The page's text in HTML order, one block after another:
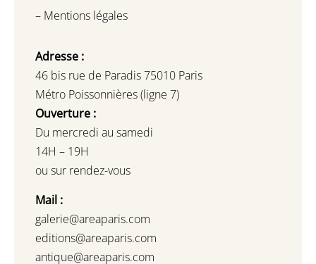
– Mentions légales
Adresse :
46 bis rue de Paradis 75010 Paris
Métro Poissonnières (ligne 7)
Ouverture :
Du mercredi au samedi
14H – 19H
ou sur rendez-vous
Mail :
galerie@areaparis.com
editions@areaparis.com
antique@areaparis.com